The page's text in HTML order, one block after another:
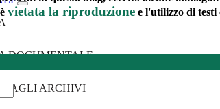
DOCUMENTALE
DAGLI ARCHIVI
vietata la riproduzione e l'utilizzo di testi